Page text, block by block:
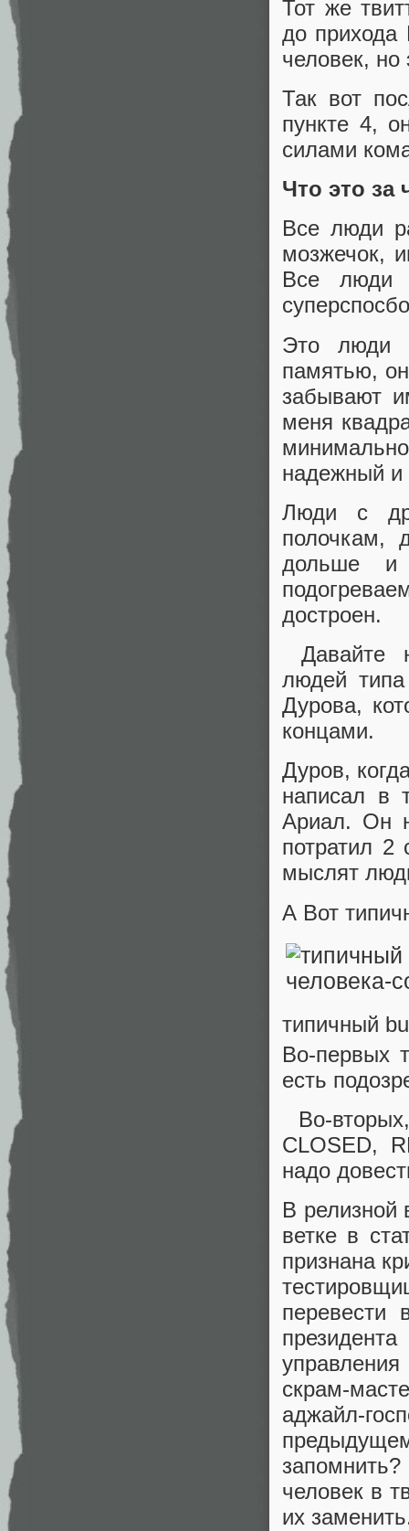
Тот же
до прихода
человек,
Так вот
пункте 4,
силами
Что это за
Все люди
мозжечок,
Все люди
Это люди
памятью,
забывают
меня
надежный
Люди с
полочкам,
дольше и
достроен.
Давайте
людей
Дурова,
концами.
Дуров,
написал в
Ариал. Он
потратил 2
мыслят
А Вот
типичный
Во-первых
есть
Во-
CLOSED,
надо
В релизной
ветке в
признана
перевести
скрам-
аджайл-
человек в
их